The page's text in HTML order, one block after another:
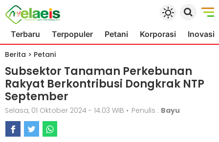
Terbaru Terpopuler Petani Korporasi Inovasi
Berita > Petani
Subsektor Tanaman Perkebunan
Rakyat Berkontribusi Dongkrak NTP
September
Selasa, 01 Oktober 2024 - 14:03 WIB • Penulis : Bayu